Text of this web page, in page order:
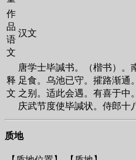
作
品
语
文
汉文
释
文
唐学士毕諴书。（楷书）。
足食。乌池已守。攉路渐通
之别。适此会遇。有喜于中
庆武节度使毕諴状。侍郎十
质地